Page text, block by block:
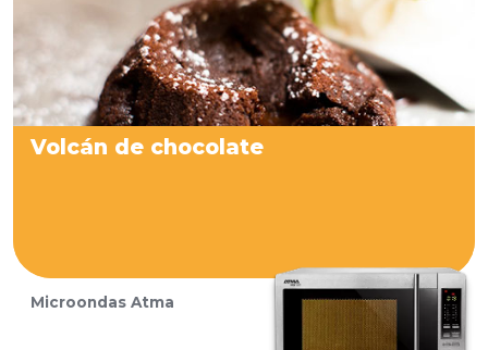
Volcán de chocolate
Microondas Atma